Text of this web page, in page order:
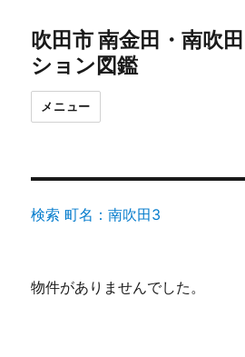
吹田市 南金田・南吹
ション図鑑
メニュー
検索 町名：南吹田3
物件がありませんでした。